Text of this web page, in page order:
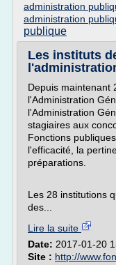
administration
administration
publique
Les instituts
Depuis maintenant
l'Administration
l'Administration
stagiaires aux
Fonctions
l'efficacité, la
préparations.
Les 28 institutions
des...
Lire la suite
Date: 2017-01-20
Site : http://